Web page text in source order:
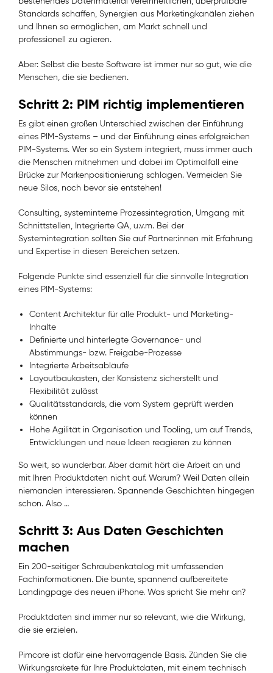
Standards schaffen, Synergien aus Marketingkanälen ziehen
und Ihnen so ermöglichen, am Markt schnell und
professionell zu agieren.
Aber: Selbst die beste Software ist immer nur so gut, wie die
Menschen, die sie bedienen.
Schritt 2: PIM richtig implementieren
Es gibt einen großen Unterschied zwischen der Einführung
eines PIM-Systems – und der Einführung eines erfolgreichen
PIM-Systems. Wer so ein System integriert, muss immer auch
die Menschen mitnehmen und dabei im Optimalfall eine
Brücke zur Markenpositionierung schlagen. Vermeiden Sie
neue Silos, noch bevor sie entstehen!
Consulting, systeminterne Prozessintegration, Umgang mit
Schnittstellen, Integrierte QA, u.v.m. Bei der
Systemintegration sollten Sie auf Partner:innen mit Erfahrung
und Expertise in diesen Bereichen setzen.
Folgende Punkte sind essenziell für die sinnvolle Integration
eines PIM-Systems:
Content Architektur für alle Produkt- und Marketing-
Inhalte
Definierte und hinterlegte Governance- und
Abstimmungs- bzw. Freigabe-Prozesse
Integrierte Arbeitsabläufe
Layoutbaukasten, der Konsistenz sicherstellt und
Flexibilität zulässt
Qualitätsstandards, die vom System geprüft werden
können
Hohe Agilität in Organisation und Tooling, um auf Trends,
Entwicklungen und neue Ideen reagieren zu können
So weit, so wunderbar. Aber damit hört die Arbeit an und
mit Ihren Produktdaten nicht auf. Warum? Weil Daten allein
niemanden interessieren. Spannende Geschichten hingegen
schon. Also …
Schritt 3: Aus Daten Geschichten
machen
Ein 200-seitiger Schraubenkatalog mit umfassenden
Fachinformationen. Die bunte, spannend aufbereitete
Landingpage des neuen iPhone. Was spricht Sie mehr an?
Produktdaten sind immer nur so relevant, wie die Wirkung,
die sie erzielen.
Pimcore ist dafür eine hervorragende Basis. Zünden Sie die
Wirkungsrakete für Ihre Produktdaten, mit einem technisch